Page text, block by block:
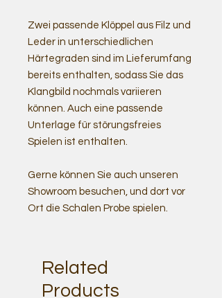
Zwei passende Klöppel aus Filz und
Leder in unterschiedlichen
Härtegraden sind im Lieferumfang
bereits enthalten, sodass Sie das
Klangbild nochmals variieren
können. Auch eine passende
Unterlage für störungsfreies
Spielen ist enthalten.
Gerne können Sie auch unseren
Showroom besuchen, und dort vor
Ort die Schalen Probe spielen.
Related
Products